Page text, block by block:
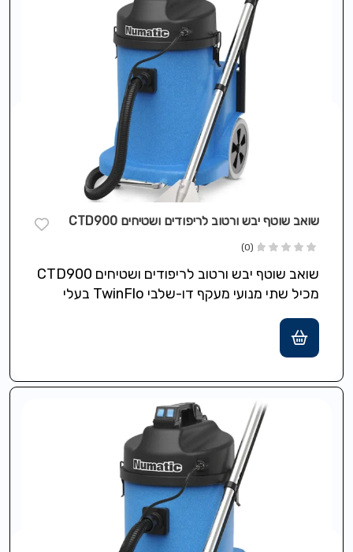
שואב שוטף יבש ורטוב לריפודים ושטיחים CTD900
(0)
שואב שוטף יבש ורטוב לריפודים ושטיחים CTD900
מכיל שתי מנועי מעקף דו-שלבי TwinFlo בעלי